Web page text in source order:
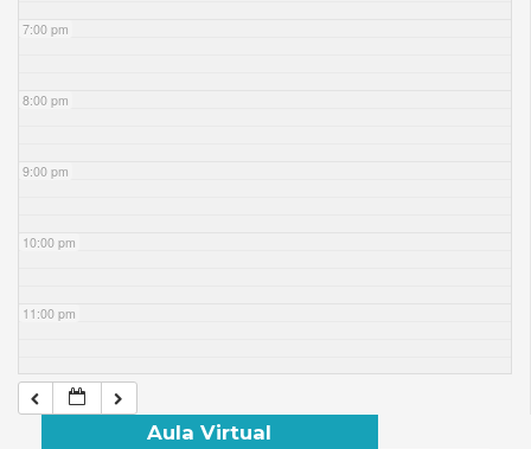
7:00 pm
8:00 pm
9:00 pm
10:00 pm
11:00 pm
Aula Virtual